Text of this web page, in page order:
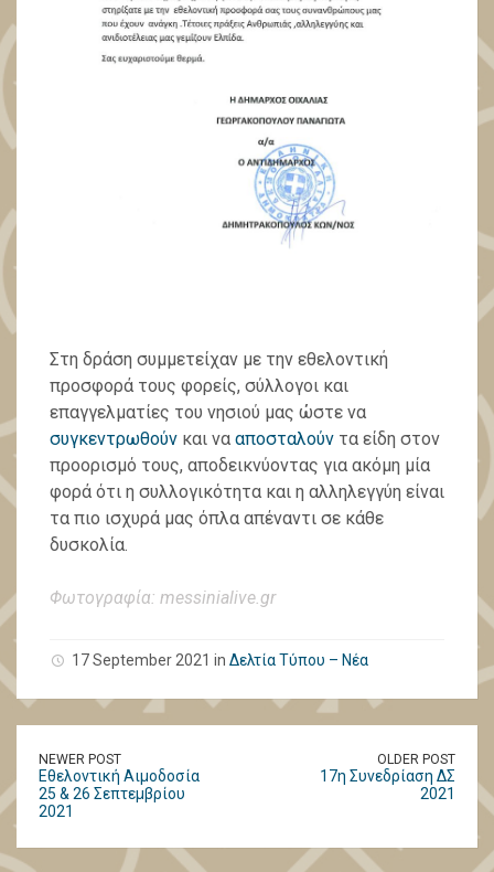
Στη δράση συμμετείχαν με την εθελοντική
προσφορά τους φορείς, σύλλογοι και
επαγγελματίες του νησιού μας ώστε να
συγκεντρωθούν και να αποσταλούν τα είδη στον
προορισμό τους, αποδεικνύοντας για ακόμη μία
φορά ότι η συλλογικότητα και η αλληλεγγύη είναι
τα πιο ισχυρά μας όπλα απέναντι σε κάθε
δυσκολία.
Φωτογραφία: messinialive.gr
17 September 2021 in Δελτία Τύπου – Νέα
NEWER POST
Εθελοντική Αιμοδοσία
25 & 26 Σεπτεμβρίου
2021
OLDER POST
17η Συνεδρίαση ΔΣ
2021